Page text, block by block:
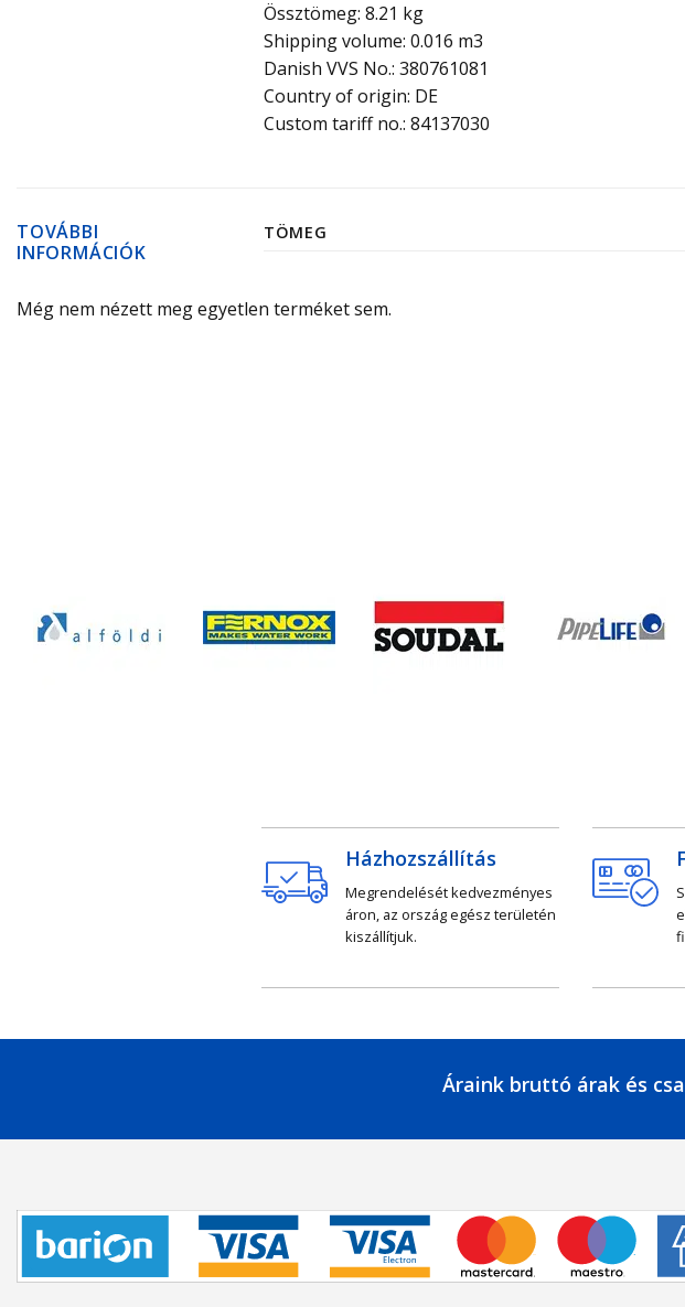
Össztömeg: 8.21 kg
Shipping volume: 0.016 m3
Danish VVS No.: 380761081
Country of origin: DE
Custom tariff no.: 84137030
TOVÁBBI
INFORMÁCIÓK
TÖMEG
Még nem nézett meg egyetlen terméket sem.
Házhozszállítás
Megrendelését kedvezményes
áron, az ország egész területén
kiszállítjuk.
Áraink bruttó árak és